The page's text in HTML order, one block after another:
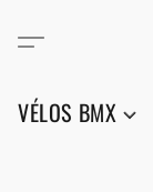
VÉLOS BMX